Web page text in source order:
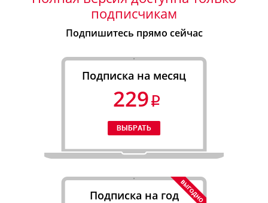
подписчикам
Подпишитесь прямо сейчас
Подписка на месяц
229
Подписка на год